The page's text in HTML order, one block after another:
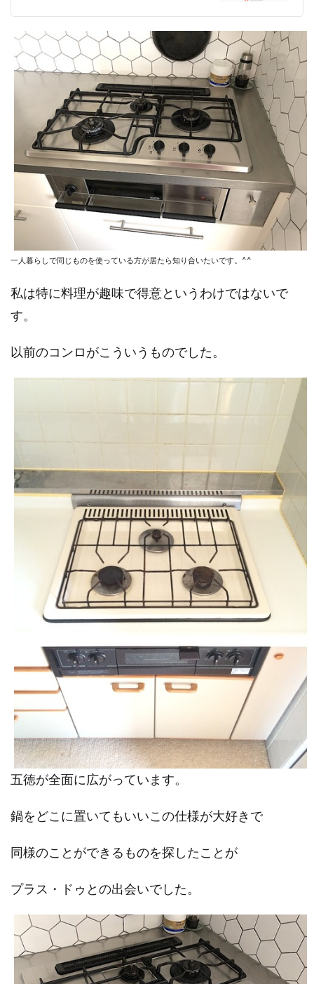
一人暮らしで同じものを使っている方が居たら知り合いたいです。^^
私は特に料理が趣味で得意というわけではないで
す。
以前のコンロがこういうものでした。
五徳が全面に広がっています。
鍋をどこに置いてもいいこの仕様が大好きで
同様のことができるものを探したことが
プラス・ドゥとの出会いでした。